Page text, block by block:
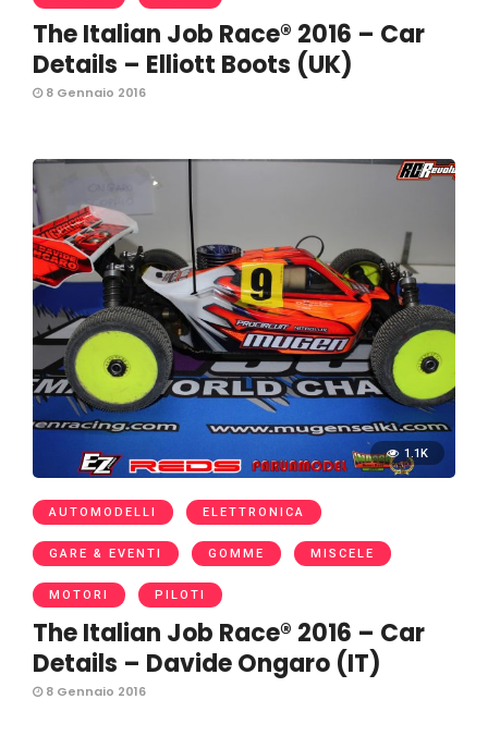
The Italian Job Race® 2016 – Car
Details – Elliott Boots (UK)
8 Gennaio 2016
1.1K
AUTOMODELLI ELETTRONICA
GARE & EVENTI GOMME MISCELE
MOTORI PILOTI
The Italian Job Race® 2016 – Car
Details – Davide Ongaro (IT)
8 Gennaio 2016